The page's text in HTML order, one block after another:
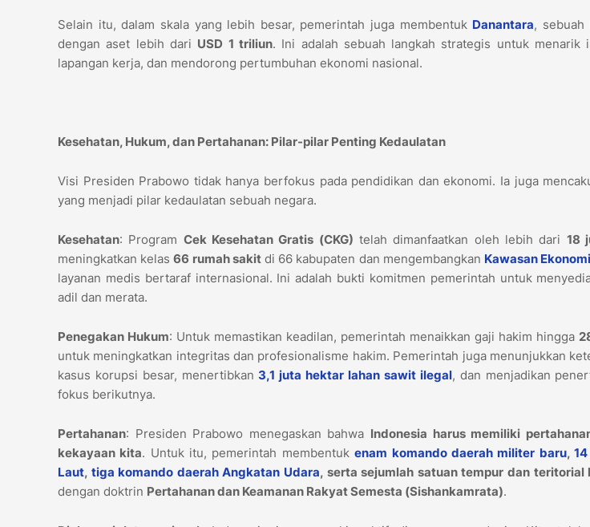
Selain itu, dalam skala yang lebih besar, pemerintah juga membentuk Danantara, sebuah
dengan aset lebih dari USD 1 triliun. Ini adalah sebuah langkah strategis untuk menarik
lapangan kerja, dan mendorong pertumbuhan ekonomi nasional.
Kesehatan, Hukum, dan Pertahanan: Pilar-pilar Penting Kedaulatan
Visi Presiden Prabowo tidak hanya berfokus pada pendidikan dan ekonomi. Ia juga
yang menjadi pilar kedaulatan sebuah negara.
Kesehatan: Program Cek Kesehatan Gratis (CKG) telah dimanfaatkan oleh lebih dari 18
meningkatkan kelas66 rumah sakitdi 66 kabupaten dan mengembangkan Kawasan
layanan medis bertaraf internasional. Ini adalah bukti komitmen pemerintah untuk
adil dan merata.
Penegakan Hukum: Untuk memastikan keadilan, pemerintah menaikkan gaji hakim hingga
untuk meningkatkan integritas dan profesionalisme hakim. Pemerintah juga menunjukkan
kasus korupsi besar, menertibkan3,1 juta hektar lahan sawit ilegal, dan menjadikan
fokus berikutnya.
Pertahanan: Presiden Prabowo menegaskan bahwa Indonesia harus memiliki
kekayaan kita. Untuk itu, pemerintah membentukenam komando daerah militer baru,
Laut, tiga komando daerah Angkatan Udara, serta sejumlah satuan tempur dan teritorial
dengan doktrin Pertahanan dan Keamanan Rakyat Semesta (Sishankamrata).